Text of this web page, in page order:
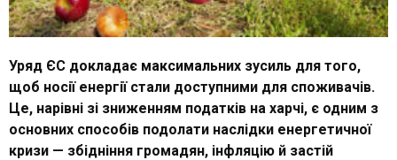
Уряд ЄС докладає максимальних зусиль для того,
щоб носії енергії стали доступними для споживачів.
Це, нарівні зі зниженням податків на харчі, є одним з
основних способів подолати наслідки енергетичної
кризи — збідніння громадян, інфляцію й застій